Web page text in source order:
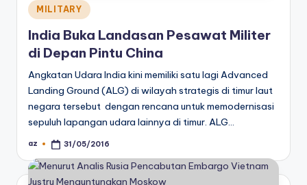
Posted
in
MILITARY
India Buka Landasan Pesawat Militer
di Depan Pintu China
Angkatan Udara India kini memiliki satu lagi Advanced
Landing Ground (ALG) di wilayah strategis di timur laut
negara tersebut dengan rencana untuk memodernisasi
sepuluh lapangan udara lainnya di timur. ALG…
Posted
az 31/05/2016